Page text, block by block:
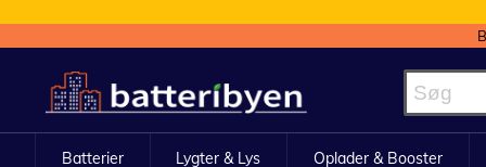
to
Content
Batterier Lygter & Lys Oplader & Booster